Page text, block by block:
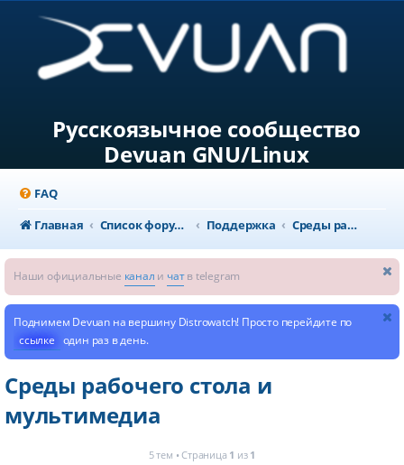
Русскоязычное сообщество
Devuan GNU/Linux
FAQ
Главная
Список форумов Поддержка Среды рабочего стола и мультимедиа
Наши официальные канал и чатв telegram
Поднимем Devuan на вершину Distrowatch! Просто перейдите по
ссылке один раз в день.
Среды рабочего стола и
мультимедиа
5 тем • Страница 1 из 1